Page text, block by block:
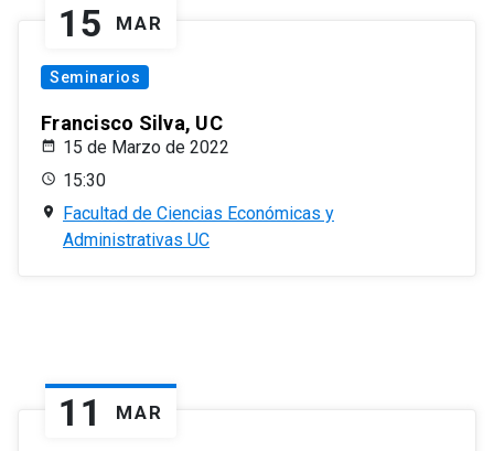
15 MAR
Seminarios
Francisco Silva, UC
15 de Marzo de 2022
15:30
Facultad de Ciencias Económicas y
Administrativas UC
11 MAR